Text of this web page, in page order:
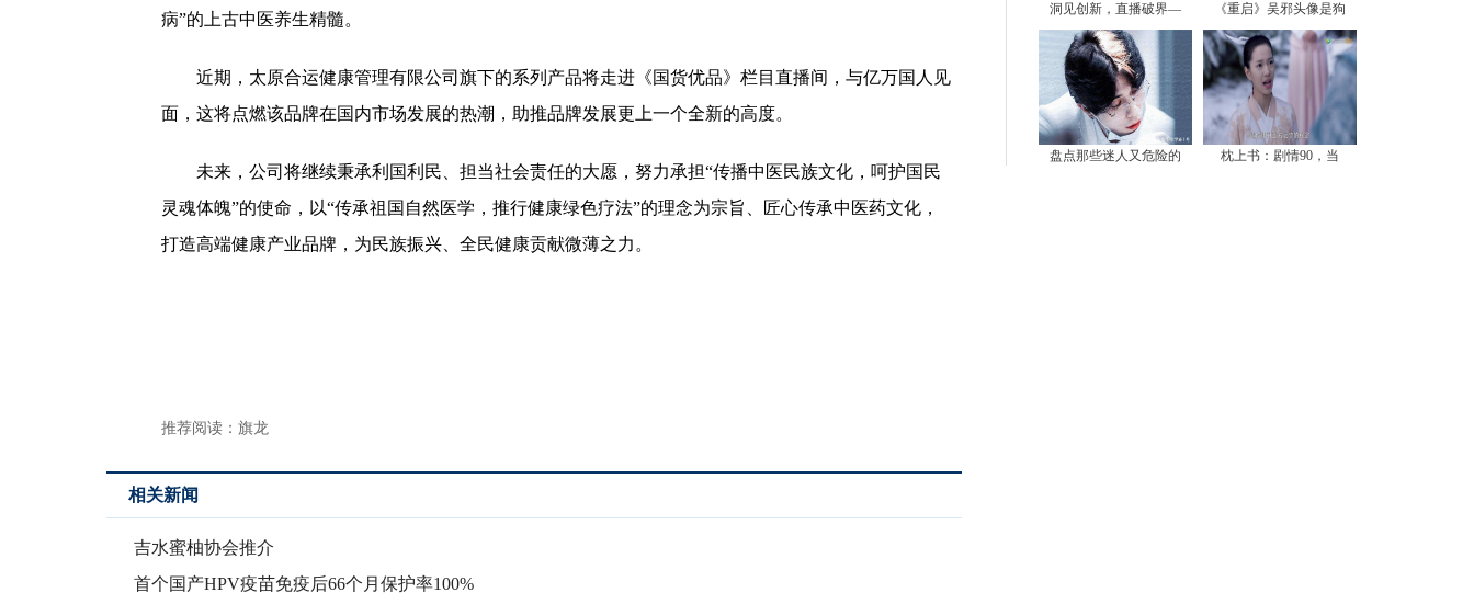
病”的上古中医养生精髓。
近期，太原合运健康管理有限公司旗下的系列产品将走进《国货优品》栏目直播间，与亿万国人见
面，这将点燃该品牌在国内市场发展的热潮，助推品牌发展更上一个全新的高度。
未来，公司将继续秉承利国利民、担当社会责任的大愿，努力承担“传播中医民族文化，呵护国民
灵魂体魄”的使命，以“传承祖国自然医学，推行健康绿色疗法”的理念为宗旨、匠心传承中医药文化，
打造高端健康产业品牌，为民族振兴、全民健康贡献微薄之力。
推荐阅读： 旗龙
相关新闻
吉水蜜柚协会推介
首个国产HPV疫苗免疫后66个月保护率100%
洞见创新，直播破界— 《重启》吴邪头像是狗
盘点那些迷人又危险的 枕上书：剧情90，当